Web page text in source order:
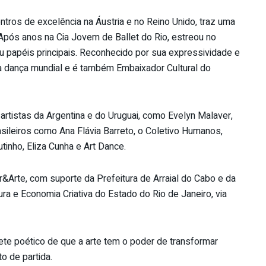
de excelência na Áustria e no Reino Unido, traz uma
anos na Cia Jovem de Ballet do Rio, estreou no
principais. Reconhecido por sua expressividade e
mundial e é também Embaixador Cultural do
da Argentina e do Uruguai, como Evelyn Malaver,
como Ana Flávia Barreto, o Coletivo Humanos,
Eliza Cunha e Art Dance.
com suporte da Prefeitura de Arraial do Cabo e da
e Economia Criativa do Estado do Rio de Janeiro, via
poético de que a arte tem o poder de transformar
de partida.